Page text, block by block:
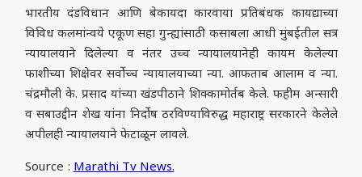
भारतीय दंडविधान आणि बेकायदा कारवाया प्रतिबंधक कायद्याच्या
विविध कलमांन्वये एकूण सहा गुन्ह्यांसाठी कसाबला आधी मुंबईतील सत्र
न्यायालयाने दिलेल्या व नंतर उच्च न्यायालयानेही कायम केलेल्या
फाशीच्या शिक्षेवर सर्वोच्च न्यायालयाच्या न्या. आफताब आलाम व न्या.
चंद्रमौली के. प्रसाद यांच्या खंडपीठाने शिक्कामोर्तब केले. फहीम अन्सारी
व सबाउद्दीन शेख यांना निर्दोष ठरविण्याविरुद्ध महाराष्ट्र सरकारने केलेले
अपीलही न्यायालयाने फेटाळून लावले.
Source :Marathi Tv News.